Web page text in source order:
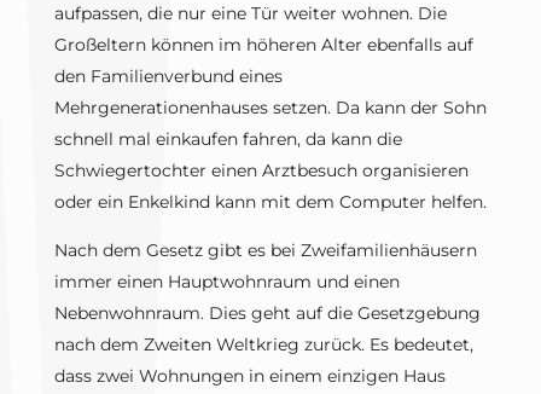
aufpassen, die nur eine Tür weiter wohnen. Die
Großeltern können im höheren Alter ebenfalls auf
den Familienverbund eines
Mehrgenerationenhauses setzen. Da kann der Sohn
schnell mal einkaufen fahren, da kann die
Schwiegertochter einen Arztbesuch organisieren
oder ein Enkelkind kann mit dem Computer helfen.
Nach dem Gesetz gibt es bei Zweifamilienhäusern
immer einen Hauptwohnraum und einen
Nebenwohnraum. Dies geht auf die Gesetzgebung
nach dem Zweiten Weltkrieg zurück. Es bedeutet,
dass zwei Wohnungen in einem einzigen Haus